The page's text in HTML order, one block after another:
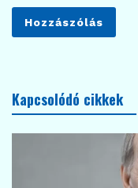
Kapcsolódó cikkek